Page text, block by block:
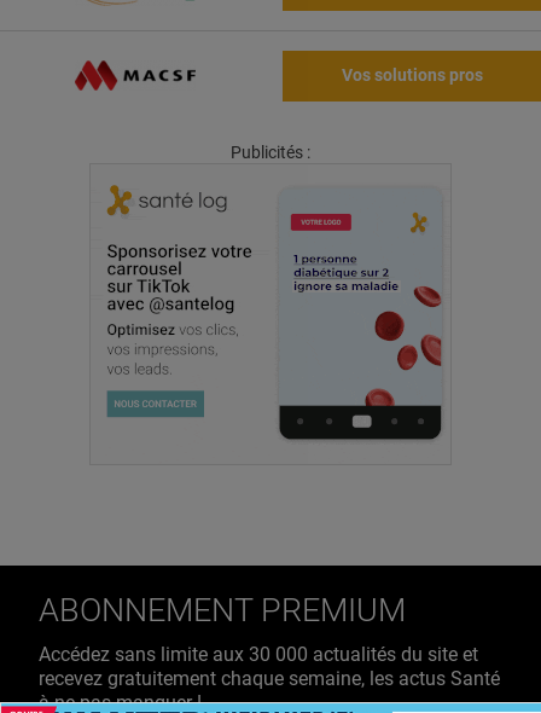
Vos solutions pros
Publicités :
ABONNEMENT PREMIUM
Accédez sans limite aux 30 000 actualités du site et
recevez gratuitement chaque semaine, les actus Santé
à ne pas manquer !